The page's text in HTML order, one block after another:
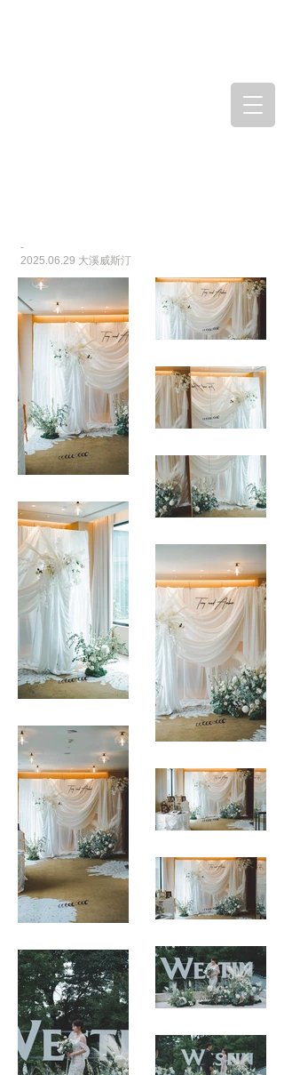
-
2025.06.29 大溪威斯汀